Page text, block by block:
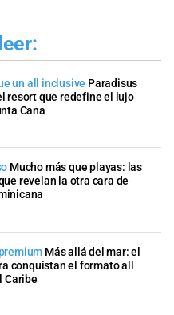
un all inclusive Paradisus
resort que redefine el lujo
Cana
Mucho más que playas: las
revelan la otra cara de
Más allá del mar: el
conquistan el formato all
Caribe